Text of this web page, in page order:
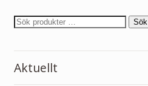
Sök
Aktuellt